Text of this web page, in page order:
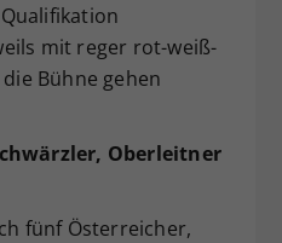
mit reger rot-weiß-
Bühne gehen
Oberleitner
fünf Österreicher,